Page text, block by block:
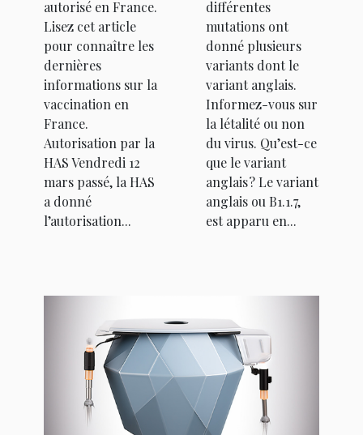
autorisé en France.
Lisez cet article
pour connaître les
dernières
informations sur la
vaccination en
France.
Autorisation par la
HAS Vendredi 12
mars passé, la HAS
a donné
l’autorisation...
différentes
mutations ont
donné plusieurs
variants dont le
variant anglais.
Informez-vous sur
la létalité ou non
du virus. Qu’est-ce
que le variant
anglais ? Le variant
anglais ou B1.1.7,
est apparu en...